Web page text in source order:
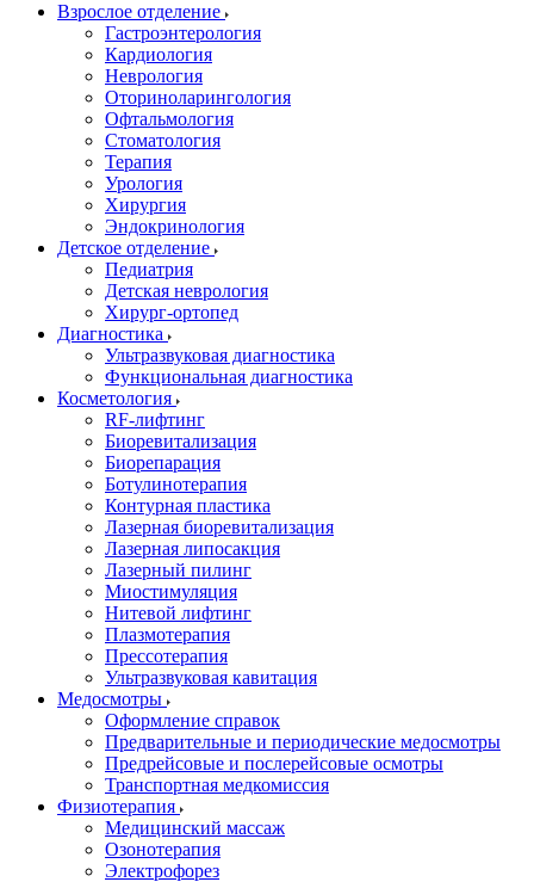
Взрослое отделение
Гастроэнтерология
Кардиология
Неврология
Оториноларингология
Офтальмология
Стоматология
Терапия
Урология
Хирургия
Эндокринология
Детское отделение
Педиатрия
Детская неврология
Хирург-ортопед
Диагностика
Ультразвуковая диагностика
Функциональная диагностика
Косметология
RF-лифтинг
Биоревитализация
Биорепарация
Ботулинотерапия
Контурная пластика
Лазерная биоревитализация
Лазерная липосакция
Лазерный пилинг
Миостимуляция
Нитевой лифтинг
Плазмотерапия
Прессотерапия
Ультразвуковая кавитация
Медосмотры
Оформление справок
Предварительные и периодические медосмотры
Предрейсовые и послерейсовые осмотры
Транспортная медкомиссия
Физиотерапия
Медицинский массаж
Озонотерапия
Электрофорез